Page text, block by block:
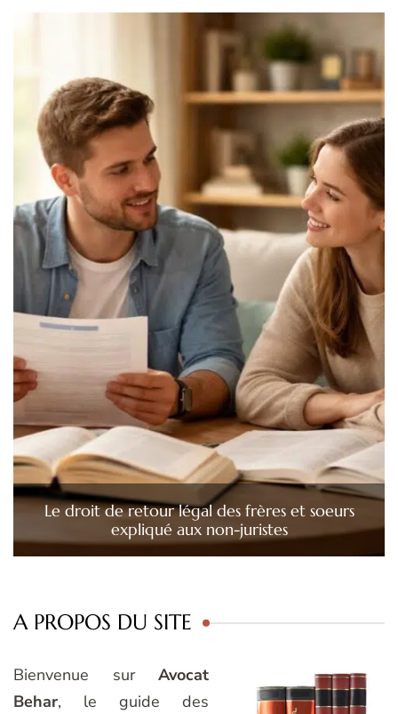
Le droit de retour légal des frères et soeurs
expliqué aux non-juristes
A PROPOS DU SITE
Bienvenue sur Avocat
Behar, le guide des